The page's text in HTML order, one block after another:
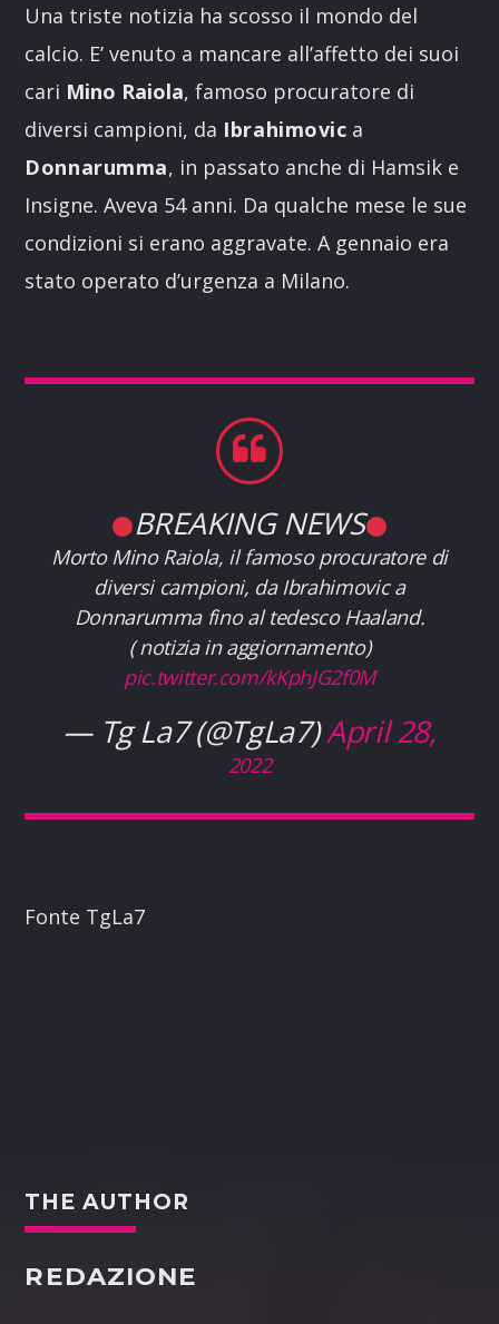
Una triste notizia ha scosso il mondo del
calcio. E’ venuto a mancare all’affetto dei suoi
cari Mino Raiola, famoso procuratore di
diversi campioni, da Ibrahimovic a
Donnarumma, in passato anche di Hamsik e
Insigne. Aveva 54 anni. Da qualche mese le sue
condizioni si erano aggravate. A gennaio era
stato operato d’urgenza a Milano.
BREAKING NEWS
Morto Mino Raiola, il famoso procuratore di
diversi campioni, da Ibrahimovic a
Donnarumma fino al tedesco Haaland.
( notizia in aggiornamento)
pic.twitter.com/kKphJG2f0M
— Tg La7 (@TgLa7)April 28,
2022
Fonte TgLa7
THE AUTHOR
REDAZIONE